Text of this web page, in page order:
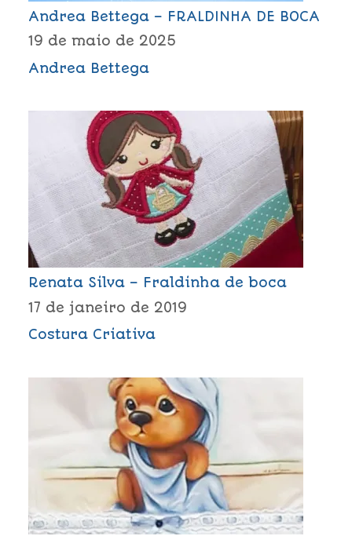
Andrea Bettega – FRALDINHA DE BOCA
19 de maio de 2025
Andrea Bettega
Renata Silva – Fraldinha de boca
17 de janeiro de 2019
Costura Criativa